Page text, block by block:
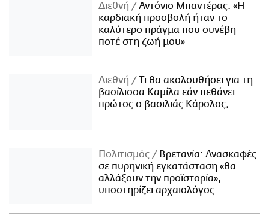
Διεθνή
Αντόνιο Μπαντέρας: «Η
καρδιακή προσβολή ήταν το
καλύτερο πράγμα που συνέβη
ποτέ στη ζωή μου»
Διεθνή
Τι θα ακολουθήσει για τη
βασίλισσα Καμίλα εάν πεθάνει
πρώτος ο βασιλιάς Κάρολος;
Πολιτισμός
Βρετανία: Ανασκαφές
σε πυρηνική εγκατάσταση «θα
αλλάξουν την προϊστορία»,
υποστηρίζει αρχαιολόγος